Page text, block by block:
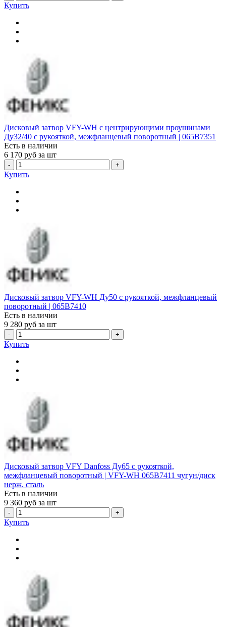
Купить
Дисковый затвор VFY-WH с центрирующими проушинами
Ду32/40 с рукояткой, межфланцевый поворотный | 065B7351
Есть в наличии
6 170 руб за шт
- +
Купить
Дисковый затвор VFY-WH Ду50 с рукояткой, межфланцевый
поворотный | 065B7410
Есть в наличии
9 280 руб за шт
- +
Купить
Дисковый затвор VFY Danfoss Ду65 с рукояткой,
межфланцевый поворотный | VFY-WH 065B7411 чугун/диск
нерж. сталь
Есть в наличии
9 360 руб за шт
- +
Купить